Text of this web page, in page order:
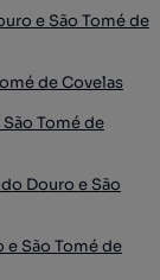
e São Tomé de
de Covelas
Tomé de
Douro e São
São Tomé de